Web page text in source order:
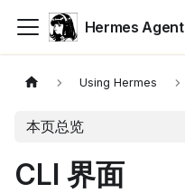
Hermes Agent
Using Hermes
本页总览
CLI 界面